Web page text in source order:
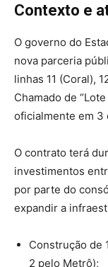
Contexto e
O governo do
nova parceria
linhas 11 (Coral),
Chamado de
oficialmente em 3
O contrato terá
investimentos
por parte do
expandir a
Construção de
2 pelo Metrô);